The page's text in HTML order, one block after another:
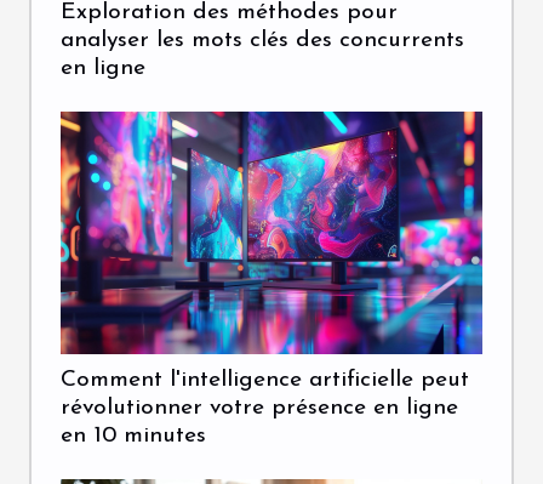
Exploration des méthodes pour
analyser les mots clés des concurrents
en ligne
Comment l'intelligence artificielle peut
révolutionner votre présence en ligne
en 10 minutes